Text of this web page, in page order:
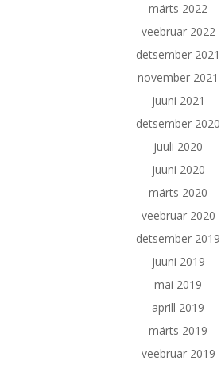
märts 2022
veebruar 2022
detsember 2021
november 2021
juuni 2021
detsember 2020
juuli 2020
juuni 2020
märts 2020
veebruar 2020
detsember 2019
juuni 2019
mai 2019
aprill 2019
märts 2019
veebruar 2019